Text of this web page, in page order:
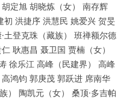
定旭 胡晓炼（女） 南存辉
洪捷序 洪慧民 姚爱兴 贺旻
土登克珠（藏族） 班禅额尔德
耿惠昌 聂卫国 贾楠（女）
徐乐江 高峰（民建界） 高峰
高鸿钧 郭庚茂 郭跃进 席南华
） 陶凯元（女） 桑顶·多吉帕